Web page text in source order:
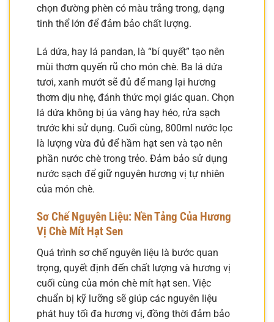
chọn đường phèn có màu trắng trong, dạng
tinh thể lớn để đảm bảo chất lượng.
Lá dứa, hay lá pandan, là “bí quyết” tạo nên
mùi thơm quyến rũ cho món chè. Ba lá dứa
tươi, xanh mướt sẽ đủ để mang lại hương
thơm dịu nhẹ, đánh thức mọi giác quan. Chọn
lá dứa không bị úa vàng hay héo, rửa sạch
trước khi sử dụng. Cuối cùng, 800ml nước lọc
là lượng vừa đủ để hầm hạt sen và tạo nên
phần nước chè trong trẻo. Đảm bảo sử dụng
nước sạch để giữ nguyên hương vị tự nhiên
của món chè.
Sơ Chế Nguyên Liệu: Nền Tảng Của Hương
Vị Chè Mít Hạt Sen
Quá trình sơ chế nguyên liệu là bước quan
trọng, quyết định đến chất lượng và hương vị
cuối cùng của món chè mít hạt sen. Việc
chuẩn bị kỹ lưỡng sẽ giúp các nguyên liệu
phát huy tối đa hương vị, đồng thời đảm bảo